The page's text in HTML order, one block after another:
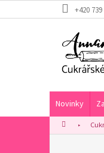
na
+420
Novinky
Domů